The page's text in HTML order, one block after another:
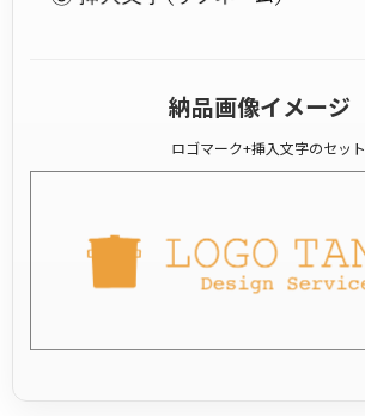
納品画像イメージ
ロゴマーク+挿入文字のセット